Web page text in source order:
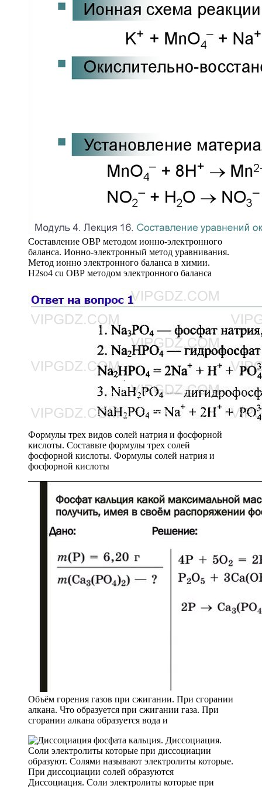
Составление ОВР методом ионно-электронного
баланса. Ионно-электронный метод уравнивания.
Метод ионно электронного баланса в химии.
H2so4 cu ОВР методом электронного баланса
Формулы трех видов солей натрия и фосфорной
кислоты. Составьте формулы трех солей
фосфорной кислоты. Формулы солей натрия и
фосфорной кислоты
Объём горения газов при сжигании. При сгорании
алкана. Что образуется при сжигании газа. При
сгорании алкана образуется вода и
Диссоциация. Соли электролиты которые при